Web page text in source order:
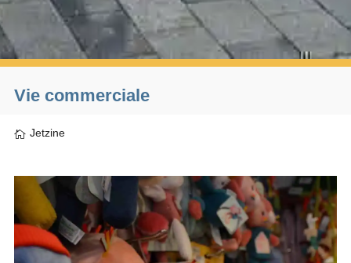
Vie commerciale
Jetzine